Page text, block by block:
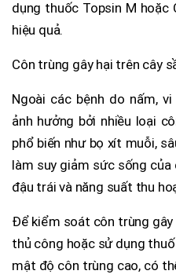
dụng thuốc Topsin M hoặc
hiệu quả.
Côn trùng gây hại trên cây
Ngoài các bệnh do nấm,
ảnh hưởng bởi nhiều loại
phổ biến như bọ xít muỗi,
làm suy giảm sức sống của
đậu trái và năng suất thu
Để kiểm soát côn trùng gây
thủ công hoặc sử dụng
mật độ côn trùng cao, có